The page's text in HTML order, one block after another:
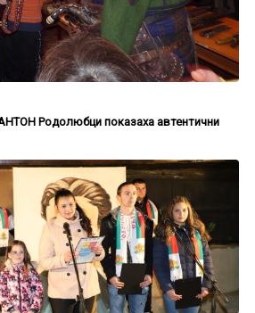
Родолюбци показаха автентични